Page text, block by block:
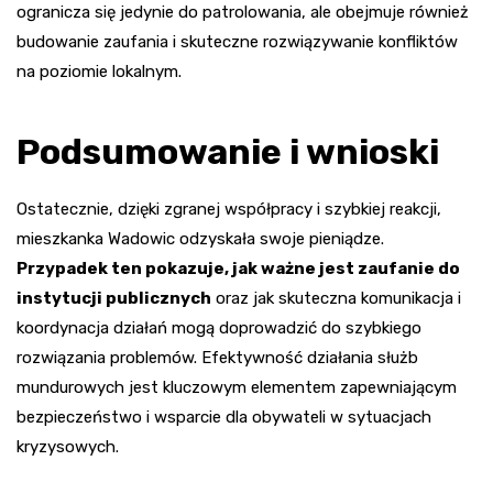
ogranicza się jedynie do patrolowania, ale obejmuje również
budowanie zaufania i skuteczne rozwiązywanie konfliktów
na poziomie lokalnym.
Podsumowanie i wnioski
Ostatecznie, dzięki zgranej współpracy i szybkiej reakcji,
mieszkanka Wadowic odzyskała swoje pieniądze.
Przypadek ten pokazuje, jak ważne jest zaufanie do
instytucji publicznych oraz jak skuteczna komunikacja i
koordynacja działań mogą doprowadzić do szybkiego
rozwiązania problemów. Efektywność działania służb
mundurowych jest kluczowym elementem zapewniającym
bezpieczeństwo i wsparcie dla obywateli w sytuacjach
kryzysowych.